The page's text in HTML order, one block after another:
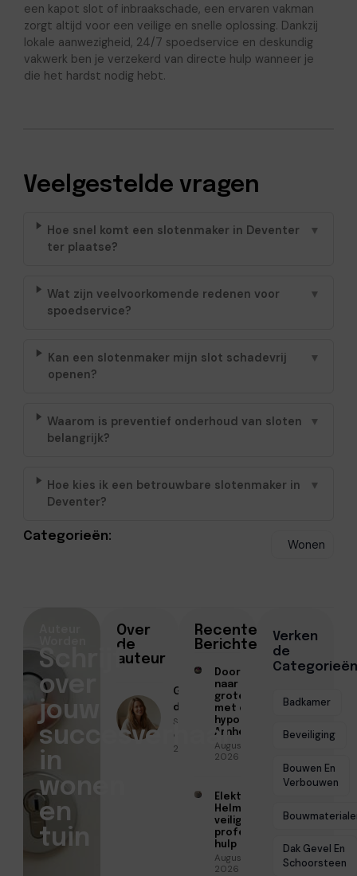
een kapot slot of inbraakschade, een ervaren vakman
zorgt altijd voor een veilige en snelle oplossing. Dankzij
lokale aanwezigheid, 24/7 spoedservice en deskundig
vakwerk ben je verzekerd van directe hulp wanneer je
die het hardst nodig hebt.
Veelgestelde vragen
Hoe snel komt een slotenmaker in Deventer
ter plaatse?
▼
Wat zijn veelvoorkomende redenen voor
spoedservice?
▼
Kan een slotenmaker mijn slot schadevrij
openen?
▼
Waarom is preventief onderhoud van sloten
belangrijk?
▼
Hoe kies ik een betrouwbare slotenmaker in
Deventer?
▼
Categorieën:
Wonen
Over
de
auteur
Geschreven
door
Sofia Mendes
● April 22,
2026
Recente
Berichten
Doorstromen
naar een
groter huis
met een
hypotheek in
Arnhem
Augustus 7,
2026
Elektricien
Helmond voor
veilige en
professionele
hulp
Augustus 6,
2026
Verken
de
Categorieën
Badkamer
Beveiliging
Bouwen En
Verbouwen
Dak Gevel En
Schoorsteen
Schrijf
over
jouw
succesverhaal
in
wonen
en
tuin